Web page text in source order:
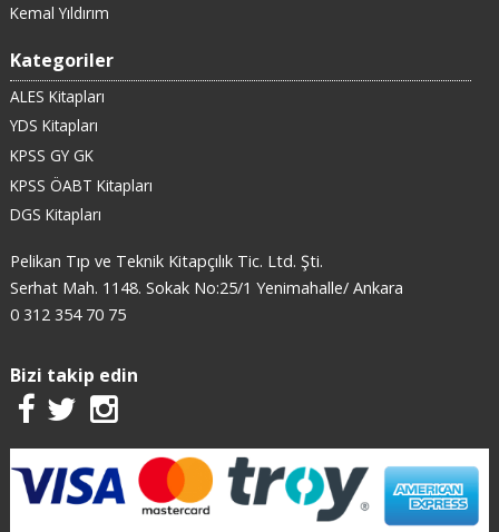
Kemal Yıldırım
Kategoriler
ALES Kitapları
YDS Kitapları
KPSS GY GK
KPSS ÖABT Kitapları
DGS Kitapları
Pelikan Tıp ve Teknik Kitapçılık Tic. Ltd. Şti.
Serhat Mah. 1148. Sokak No:25/1 Yenimahalle/ Ankara
0 312 354 70 75
Bizi takip edin